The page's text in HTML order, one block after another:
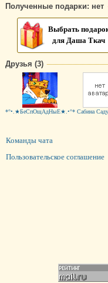
Полученные подарки: нет
Выбрать
для Даша Ткач
Друзья (3)
*°•.★БеСпОщАдНыЕ★.•°* Сабина
Команды чата
Пользовательское соглашение